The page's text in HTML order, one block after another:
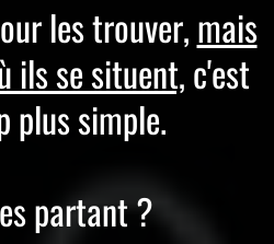
les trouver,mais
ils se situent,c'est
plus simple.
partant ?